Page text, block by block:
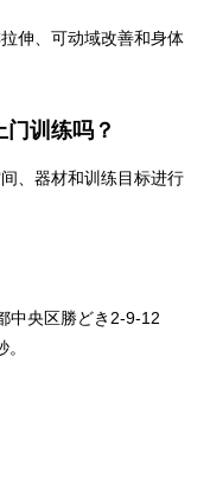
伸、可动域改善和身体
训练吗？
、器材和训练目标进行
中央区勝どき2-9-12